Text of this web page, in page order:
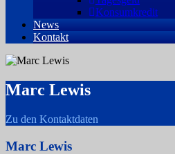
Konsumkredit
News
Kontakt
Marc Lewis
Zu den Kontaktdaten
Marc Lewis